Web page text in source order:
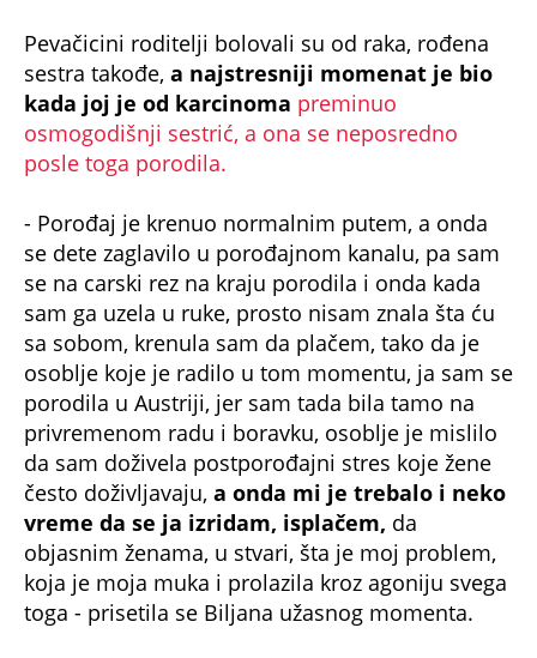
Pevačicini roditelji bolovali su od raka, rođena
sestra takođe, a najstresniji momenat je bio
kada joj je od karcinoma preminuo
osmogodišnji sestrić, a ona se neposredno
posle toga porodila.
- Porođaj je krenuo normalnim putem, a onda
se dete zaglavilo u porođajnom kanalu, pa sam
se na carski rez na kraju porodila i onda kada
sam ga uzela u ruke, prosto nisam znala šta ću
sa sobom, krenula sam da plačem, tako da je
osoblje koje je radilo u tom momentu, ja sam se
porodila u Austriji, jer sam tada bila tamo na
privremenom radu i boravku, osoblje je mislilo
da sam doživela postporođajni stres koje žene
često doživljavaju, a onda mi je trebalo i neko
vreme da se ja izridam, isplačem, da
objasnim ženama, u stvari, šta je moj problem,
koja je moja muka i prolazila kroz agoniju svega
toga - prisetila se Biljana užasnog momenta.